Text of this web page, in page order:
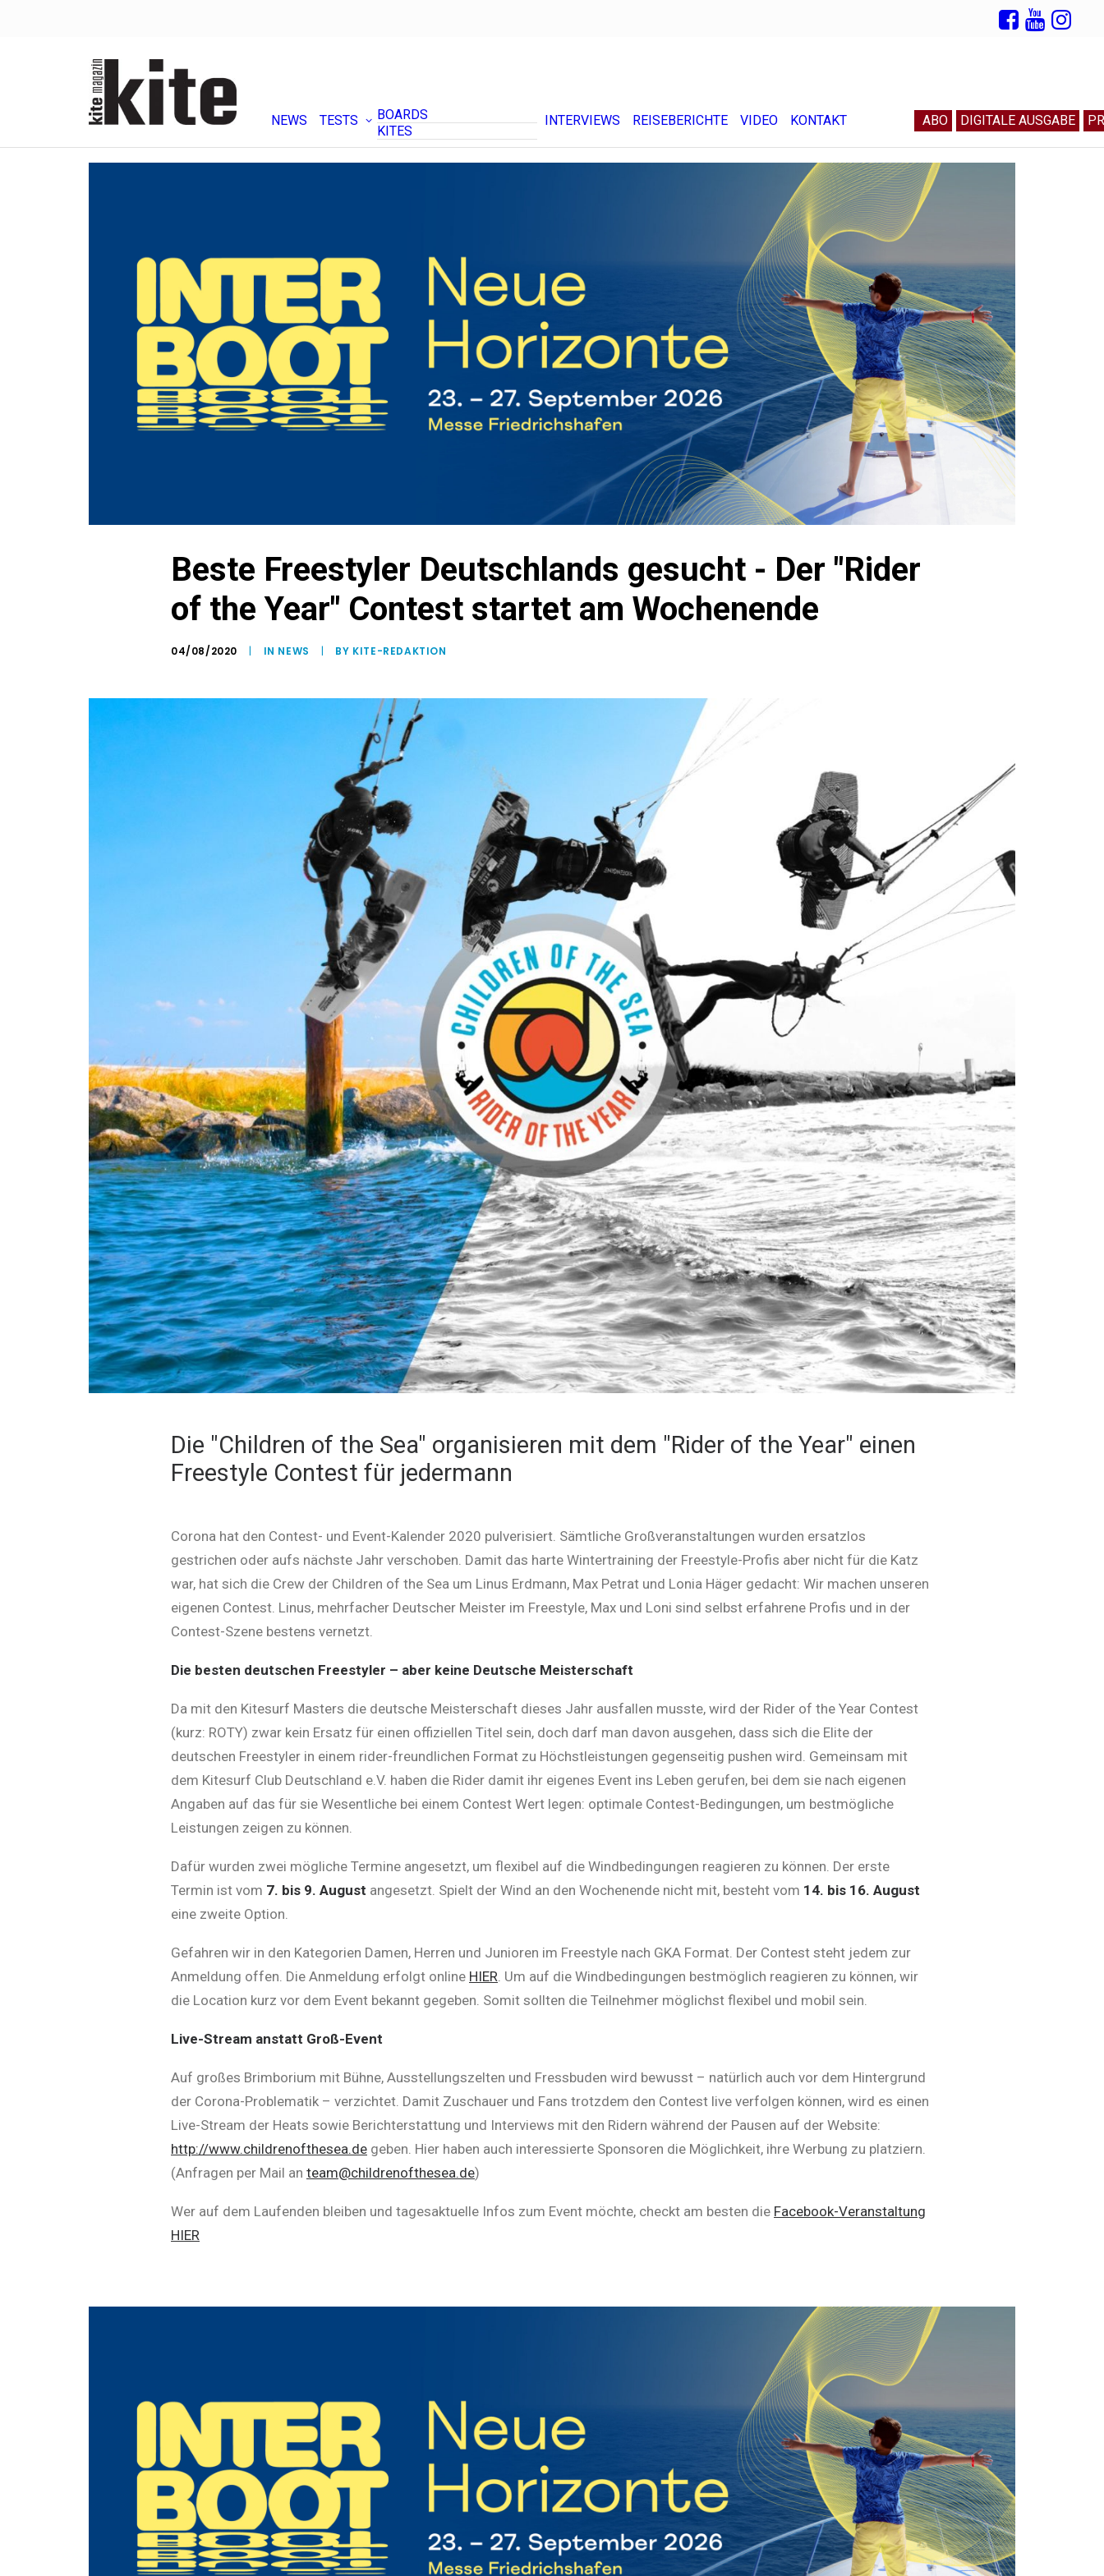
NEWS TESTS
BOARDS
KITES
INTERVIEWS REISEBERICHTE VIDEO KONTAKT ABO DIGITALE AUSGABE
Beste Freestyler Deutschlands gesucht - Der "Rider
of the Year" Contest startet am Wochenende
04/08/2020 | IN NEWS | BY KITE-REDAKTION
Die "Children of the Sea" organisieren mit dem "Rider of the Year" einen
Freestyle Contest für jedermann
Corona hat den Contest- und Event-Kalender 2020 pulverisiert. Sämtliche Großveranstaltungen wurden ersatzlos
gestrichen oder aufs nächste Jahr verschoben. Damit das harte Wintertraining der Freestyle-Profis aber nicht für die Katz
war, hat sich die Crew der Children of the Sea um Linus Erdmann, Max Petrat und Lonia Häger gedacht: Wir machen unseren
eigenen Contest. Linus, mehrfacher Deutscher Meister im Freestyle, Max und Loni sind selbst erfahrene Profis und in der
Contest-Szene bestens vernetzt.
Die besten deutschen Freestyler – aber keine Deutsche Meisterschaft
Da mit den Kitesurf Masters die deutsche Meisterschaft dieses Jahr ausfallen musste, wird der Rider of the Year Contest
(kurz: ROTY) zwar kein Ersatz für einen offiziellen Titel sein, doch darf man davon ausgehen, dass sich die Elite der
deutschen Freestyler in einem rider-freundlichen Format zu Höchstleistungen gegenseitig pushen wird. Gemeinsam mit
dem Kitesurf Club Deutschland e.V. haben die Rider damit ihr eigenes Event ins Leben gerufen, bei dem sie nach eigenen
Angaben auf das für sie Wesentliche bei einem Contest Wert legen: optimale Contest-Bedingungen, um bestmögliche
Leistungen zeigen zu können.
Dafür wurden zwei mögliche Termine angesetzt, um flexibel auf die Windbedingungen reagieren zu können. Der erste
Termin ist vom 7. bis 9. August angesetzt. Spielt der Wind an den Wochenende nicht mit, besteht vom 14. bis 16. August
eine zweite Option.
Gefahren wir in den Kategorien Damen, Herren und Junioren im Freestyle nach GKA Format. Der Contest steht jedem zur
Anmeldung offen. Die Anmeldung erfolgt online HIER. Um auf die Windbedingungen bestmöglich reagieren zu können, wir
die Location kurz vor dem Event bekannt gegeben. Somit sollten die Teilnehmer möglichst flexibel und mobil sein.
Live-Stream anstatt Groß-Event
Auf großes Brimborium mit Bühne, Ausstellungszelten und Fressbuden wird bewusst – natürlich auch vor dem Hintergrund
der Corona-Problematik – verzichtet. Damit Zuschauer und Fans trotzdem den Contest live verfolgen können, wird es einen
Live-Stream der Heats sowie Berichterstattung und Interviews mit den Ridern während der Pausen auf der Website:
http://www.childrenofthesea.de geben. Hier haben auch interessierte Sponsoren die Möglichkeit, ihre Werbung zu platziern.
(Anfragen per Mail an team@childrenofthesea.de)
Wer auf dem Laufenden bleiben und tagesaktuelle Infos zum Event möchte, checkt am besten die Facebook-Veranstaltung
HIER